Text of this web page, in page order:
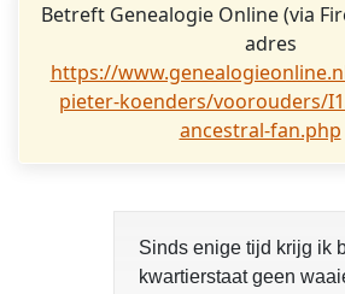
Betreft Genealogie Online (via
adres
https://
pieter-koenders/voorouders/
ancestral-fan.php
Sinds enige tijd krijg ik
kwartierstaat geen